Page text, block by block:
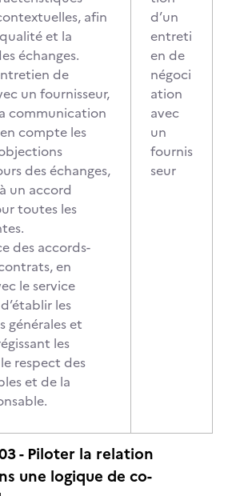
afin
et la
échanges.
de
un fournisseur,
communication
compte les
des échanges,
un accord
toutes les
des accords-
en
le service
les
générales et
les
respect des
et de la
d’un
entreti
en de
négoci
ation
avec
un
fournis
seur
- Piloter la relation
une logique de co-